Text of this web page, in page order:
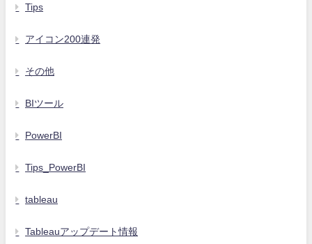
Tips
アイコン200連発
その他
BIツール
PowerBI
Tips_PowerBI
tableau
Tableauアップデート情報